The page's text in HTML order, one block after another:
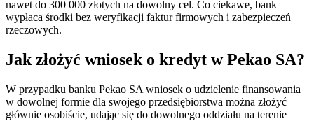
nawet do 300 000 złotych na dowolny cel. Co ciekawe, bank
wypłaca środki bez weryfikacji faktur firmowych i zabezpieczeń
rzeczowych.
Jak złożyć wniosek o kredyt w Pekao SA?
W przypadku banku Pekao SA wniosek o udzielenie finansowania
w dowolnej formie dla swojego przedsiębiorstwa można złożyć
głównie osobiście, udając się do dowolnego oddziału na terenie